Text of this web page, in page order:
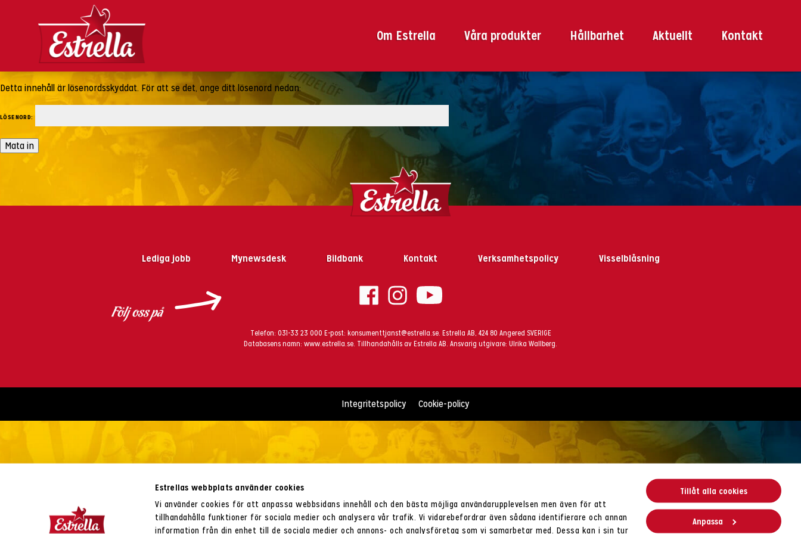
Estrellas webbplats använder cookies
Vi använder cookies för att anpassa webbsidans innehåll och den bästa möjliga användarupplevelsen men även för att
tillhandahålla funktioner för sociala medier och analysera vår trafik. Vi vidarebefordrar även sådana identifierare och annan
information från din enhet till de sociala medier och annons- och analysföretag som vi samarbetar med. Dessa kan i sin tur
Tillåt alla cookies
Anpassa
Om Estrella Våra produkter Hållbarhet Aktuellt Kontakt
Detta innehåll är lösenordsskyddat. För att se det, ange ditt lösenord nedan:
Lösenord:
Lediga jobb Mynewsdesk Bildbank Kontakt Verksamhetspolicy Visselblåsning
Följ oss på
Telefon: 031-33 23 000 E-post: konsumenttjanst@estrella.se. Estrella AB, 424 80 Angered SVERIGE
Databasens namn: www.estrella.se. Tillhandahålls av Estrella AB. Ansvarig utgivare: Ulrika Wallberg.
Integritetspolicy Cookie-policy